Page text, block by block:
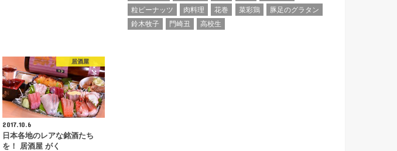
居酒屋
2017.10.6
日本各地のレアな銘酒たち
を！ 居酒屋 がく
粒ピーナッツ
肉料理 花巻 菜彩鶏
豚足のグラタン
鈴木牧子
門崎丑 高校生